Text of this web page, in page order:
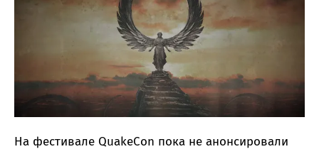
На фестивале QuakeCon пока не анонсировали